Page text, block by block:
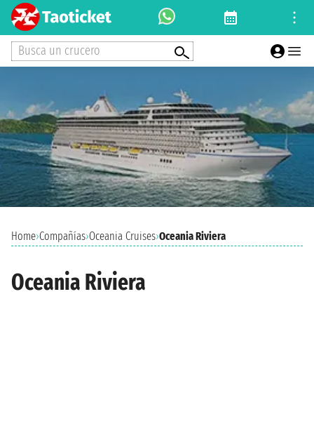
Busca un crucero
Home›Compañías›Oceania Cruises›Oceania Riviera
Oceania Riviera